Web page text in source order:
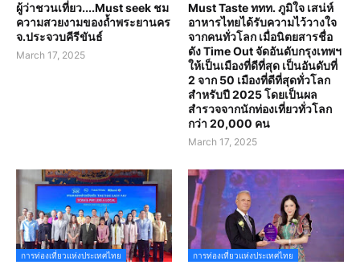
ผู้ว่าชวนเที่ยว....Must seek ชม
ความสวยงามของถ้ำพระยานคร
จ.ประจวบคีรีขันธ์
March 17, 2025
Must Taste ททท. ภูมิใจ เสน่ห์
อาหารไทยได้รับความไว้วางใจ
จากคนทั่วโลก เมื่อนิตยสารชื่อ
ดัง Time Out จัดอันดับกรุงเทพฯ
ให้เป็นเมืองที่ดีที่สุด เป็นอันดับที่
2 จาก 50 เมืองที่ดีที่สุดทั่วโลก
สำหรับปี 2025 โดยเป็นผล
สำรวจจากนักท่องเที่ยวทั่วโลก
กว่า 20,000 คน
March 17, 2025
การท่องเที่ยวแห่งประเทศไทย การท่องเที่ยวแห่งประเทศไทย